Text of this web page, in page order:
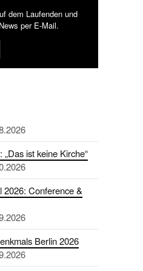
dem Laufenden und
per E-Mail.
ist keine Kirche“
2026: Conference &
Berlin 2026